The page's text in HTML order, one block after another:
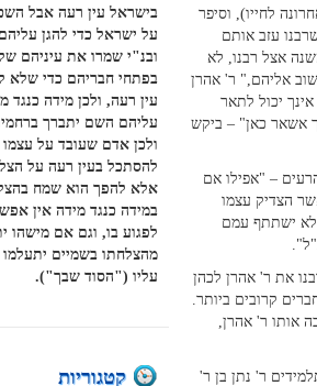
בישראל עין רעה אבל
על ישראל כדי להגן
ובנ"י שמרו את עיניהם
בפתחי חבריהם כדי שלא
עין רעה, ולכן מידה כנגד
עליהם השם יתברך
ולכן אדם שעובד על
להסתכל בעין רעה על
אלא להפך הוא שמח
במידה כנגד מידה אין
לפגוע בו, וגם אם מישהו
מהצלחתו בשמיים יתעלמו
עליו ("הסוד שבך").
קטגוריות
לחייו), וסיפר
עזב אותם
אצל רבנו, לא
אליהם," ר' אהרן
יכול לתאר
אשאר כאן" – ביקש
– "אפילו אם
הצדיק עצמו
לא ישתתף עמם
את ר' אהרן לכהן
קרובים ביותר.
אותו ר' אהרן,
ר' נתן בן ר'